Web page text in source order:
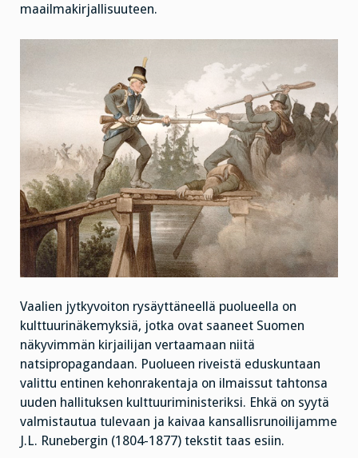
maailmakirjallisuuteen.
Vaalien jytkyvoiton rysäyttäneellä puolueella on
kulttuurinäkemyksiä, jotka ovat saaneet Suomen
näkyvimmän kirjailijan vertaamaan niitä
natsipropagandaan. Puolueen riveistä eduskuntaan
valittu entinen kehonrakentaja on ilmaissut tahtonsa
uuden hallituksen kulttuuriministeriksi. Ehkä on syytä
valmistautua tulevaan ja kaivaa kansallisrunoilijamme
J.L. Runebergin (1804-1877) tekstit taas esiin.